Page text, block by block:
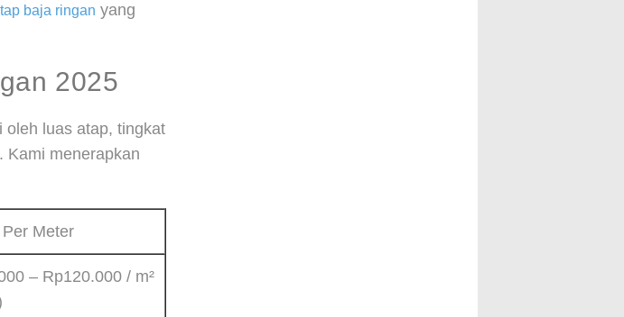
baja ringan yang
2025
oleh luas atap, tingkat
Kami menerapkan
Meter
– Rp120.000 / m²